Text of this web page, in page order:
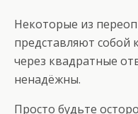
Некоторые из
представляют собой
через квадратные
ненадёжны.
Просто будьте